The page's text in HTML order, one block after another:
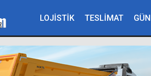
LOJİSTİK TESLİMAT